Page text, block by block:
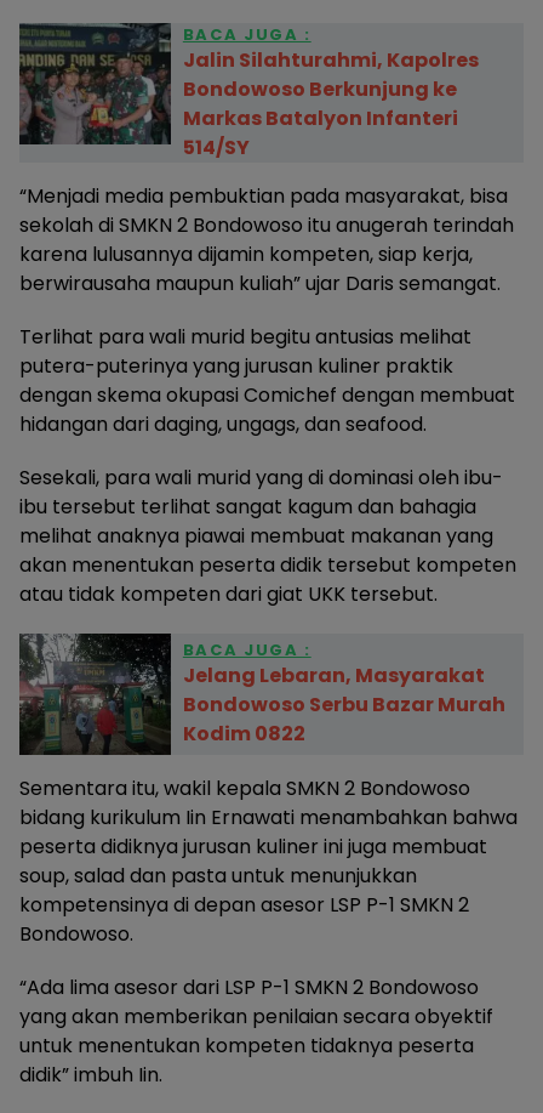
BACA JUGA :
Jalin Silahturahmi, Kapolres
Bondowoso Berkunjung ke
Markas Batalyon Infanteri
514/SY
“Menjadi media pembuktian pada masyarakat, bisa
sekolah di SMKN 2 Bondowoso itu anugerah terindah
karena lulusannya dijamin kompeten, siap kerja,
berwirausaha maupun kuliah” ujar Daris semangat.
Terlihat para wali murid begitu antusias melihat
putera-puterinya yang jurusan kuliner praktik
dengan skema okupasi Comichef dengan membuat
hidangan dari daging, ungags, dan seafood.
Sesekali, para wali murid yang di dominasi oleh ibu-
ibu tersebut terlihat sangat kagum dan bahagia
melihat anaknya piawai membuat makanan yang
akan menentukan peserta didik tersebut kompeten
atau tidak kompeten dari giat UKK tersebut.
BACA JUGA :
Jelang Lebaran, Masyarakat
Bondowoso Serbu Bazar Murah
Kodim 0822
Sementara itu, wakil kepala SMKN 2 Bondowoso
bidang kurikulum Iin Ernawati menambahkan bahwa
peserta didiknya jurusan kuliner ini juga membuat
soup, salad dan pasta untuk menunjukkan
kompetensinya di depan asesor LSP P-1 SMKN 2
Bondowoso.
“Ada lima asesor dari LSP P-1 SMKN 2 Bondowoso
yang akan memberikan penilaian secara obyektif
untuk menentukan kompeten tidaknya peserta
didik” imbuh Iin.